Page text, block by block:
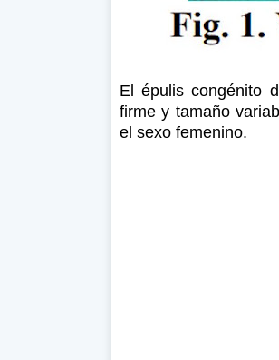
El épulis congénito
firme y tamaño
el sexo femenino.